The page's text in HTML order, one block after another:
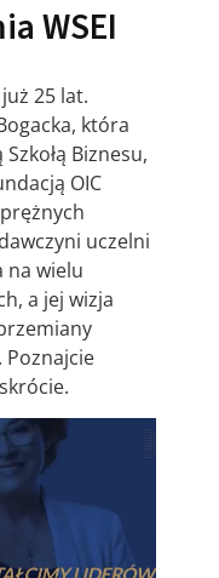
WSEI
25 lat.
która
Biznesu,
OIC
uczelni
na wielu
a jej wizja
Poznajcie